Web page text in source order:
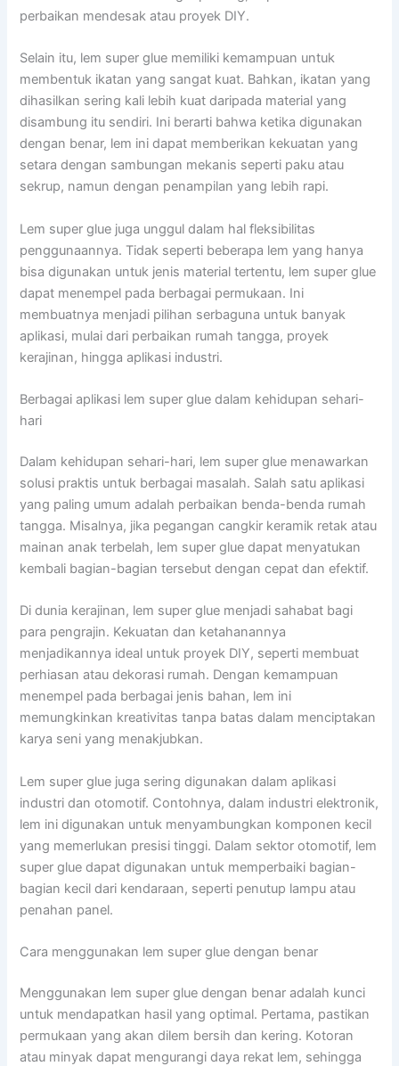
perbaikan mendesak atau proyek DIY.
Selain itu, lem super glue memiliki kemampuan untuk
membentuk ikatan yang sangat kuat. Bahkan, ikatan yang
dihasilkan sering kali lebih kuat daripada material yang
disambung itu sendiri. Ini berarti bahwa ketika digunakan
dengan benar, lem ini dapat memberikan kekuatan yang
setara dengan sambungan mekanis seperti paku atau
sekrup, namun dengan penampilan yang lebih rapi.
Lem super glue juga unggul dalam hal fleksibilitas
penggunaannya. Tidak seperti beberapa lem yang hanya
bisa digunakan untuk jenis material tertentu, lem super glue
dapat menempel pada berbagai permukaan. Ini
membuatnya menjadi pilihan serbaguna untuk banyak
aplikasi, mulai dari perbaikan rumah tangga, proyek
kerajinan, hingga aplikasi industri.
Berbagai aplikasi lem super glue dalam kehidupan sehari-
hari
Dalam kehidupan sehari-hari, lem super glue menawarkan
solusi praktis untuk berbagai masalah. Salah satu aplikasi
yang paling umum adalah perbaikan benda-benda rumah
tangga. Misalnya, jika pegangan cangkir keramik retak atau
mainan anak terbelah, lem super glue dapat menyatukan
kembali bagian-bagian tersebut dengan cepat dan efektif.
Di dunia kerajinan, lem super glue menjadi sahabat bagi
para pengrajin. Kekuatan dan ketahanannya
menjadikannya ideal untuk proyek DIY, seperti membuat
perhiasan atau dekorasi rumah. Dengan kemampuan
menempel pada berbagai jenis bahan, lem ini
memungkinkan kreativitas tanpa batas dalam menciptakan
karya seni yang menakjubkan.
Lem super glue juga sering digunakan dalam aplikasi
industri dan otomotif. Contohnya, dalam industri elektronik,
lem ini digunakan untuk menyambungkan komponen kecil
yang memerlukan presisi tinggi. Dalam sektor otomotif, lem
super glue dapat digunakan untuk memperbaiki bagian-
bagian kecil dari kendaraan, seperti penutup lampu atau
penahan panel.
Cara menggunakan lem super glue dengan benar
Menggunakan lem super glue dengan benar adalah kunci
untuk mendapatkan hasil yang optimal. Pertama, pastikan
permukaan yang akan dilem bersih dan kering. Kotoran
atau minyak dapat mengurangi daya rekat lem, sehingga